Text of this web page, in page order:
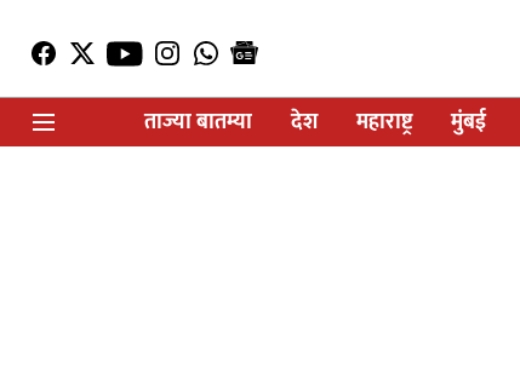
ताज्या बातम्या
देश महाराष्ट्र मुंबई